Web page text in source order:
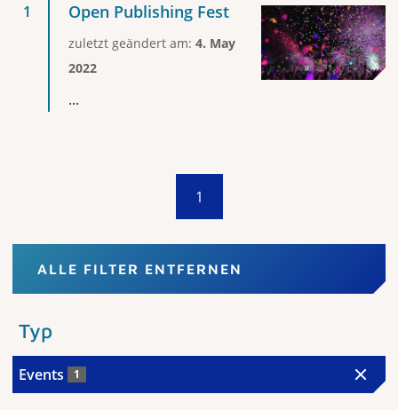
Open Publishing Fest
zuletzt geändert am: 4. May
2022
...
1
ALLE FILTER ENTFERNEN
Typ
Events 1